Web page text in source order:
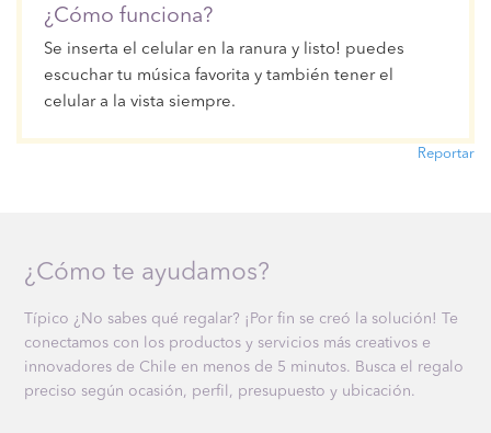
¿Cómo funciona?
Se inserta el celular en la ranura y listo! puedes
escuchar tu música favorita y también tener el
celular a la vista siempre.
Reportar
¿Cómo te ayudamos?
Típico ¿No sabes qué regalar? ¡Por fin se creó la solución! Te
conectamos con los productos y servicios más creativos e
innovadores de Chile en menos de 5 minutos. Busca el regalo
preciso según ocasión, perfil, presupuesto y ubicación.